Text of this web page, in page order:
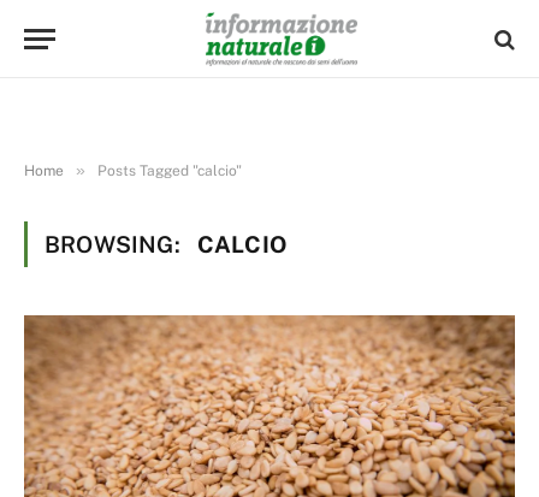
Home » Posts Tagged "calcio"
BROWSING: CALCIO